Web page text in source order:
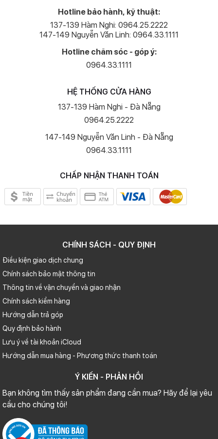
Hotline bảo hành, kỹ thuật:
137-139 Hàm Nghi: 0964.25.2222
147-149 Nguyễn Văn Linh: 0964.33.1111
Hotline chăm sóc - góp ý:
0964.33.1111
HỆ THỐNG CỬA HÀNG
137-139 Hàm Nghi - Đà Nẵng
0964.25.2222
147-149 Nguyễn Văn Linh - Đà Nẵng
0964.33.1111
CHẤP NHẬN THANH TOÁN
CHÍNH SÁCH - QUY ĐỊNH
Điều kiện giao dịch chung
Chính sách bảo mật thông tin
Thông tin về vận chuyển và giao nhận
Chính sách kiểm hàng
Hướng dẫn trả góp
Quy định bảo hành
Lưu ý về tài khoản iCloud
Hướng dẫn mua hàng - Phương thức thanh toán
Ý KIẾN - PHẢN HỒI
Bạn không tìm thấy sản phẩm đang cần mua? Hãy để lại yêu
cầu cho chúng tôi!